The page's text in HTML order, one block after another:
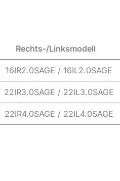
Rechts-/Linksmodell
16IR2.0SAGE / 16IL2.0SAGE
22IR3.0SAGE / 22IL3.0SAGE
22IR4.0SAGE / 22IL4.0SAGE